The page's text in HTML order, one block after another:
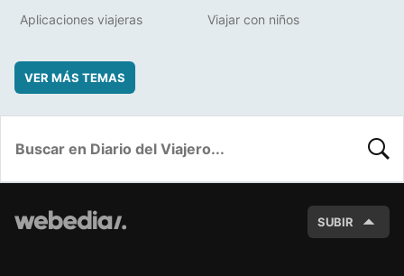
Aplicaciones viajeras Viajar con niños
VER MÁS TEMAS
SUBIR